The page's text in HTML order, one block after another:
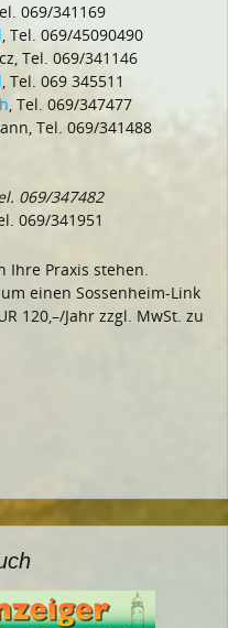
069/341169
, Tel. 069/45090490
Tel. 069/341146
, Tel. 069 345511
, Tel. 069/347477
Tel. 069/341488
069/347482
069/341951
Ihre Praxis stehen.
um einen Sossenheim-Link
120,–/Jahr zzgl. MwSt. zu